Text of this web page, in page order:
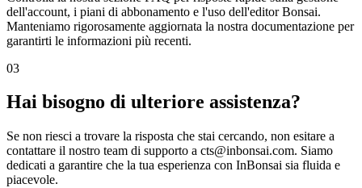
dell'account, i piani di abbonamento e l'uso dell'editor Bonsai.
Manteniamo rigorosamente aggiornata la nostra documentazione per
garantirti le informazioni più recenti.
03
Hai bisogno di ulteriore assistenza?
Se non riesci a trovare la risposta che stai cercando, non esitare a
contattare il nostro team di supporto a cts@inbonsai.com. Siamo
dedicati a garantire che la tua esperienza con InBonsai sia fluida e
piacevole.